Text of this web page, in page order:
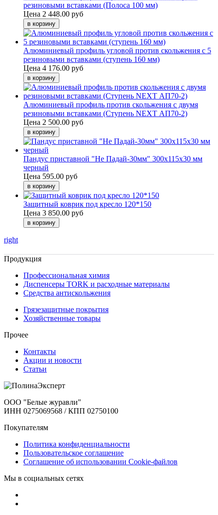
резиновыми вставками (Полоса 100 мм)
Цена 2 448.00 руб
Алюминиевый профиль угловой против скольжения с 5
резиновыми вставками (ступень 160 мм)
Цена 4 176.00 руб
Алюминиевый профиль против скольжения с двумя
резиновыми вставками (Ступень NEXT АП70-2)
Цена 2 500.00 руб
Пандус приставной "Не Падай-30мм" 300х115х30 мм
черный
Цена 595.00 руб
Защитный коврик под кресло 120*150
Цена 3 850.00 руб
right
Продукция
Профессиональная химия
Диспенсеры TORK и расходные материалы
Cредства антискольжения
Грязезащитные покрытия
Хозяйственные товары
Прочее
Контакты
Акции и новости
Статьи
ООО "Белые журавли"
ИНН 0275069568 / КПП 02750100
Покупателям
Политика конфиденциальности
Пользовательское соглашение
Соглашение об использовании Cookie-файлов
Мы в социальных сетях